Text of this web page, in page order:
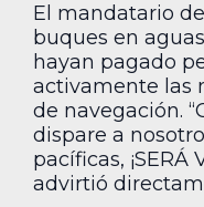
El mandatario
buques en
hayan pagado
activamente las
de navegación.
dispare a
pacíficas, ¡SERÁ
advirtió